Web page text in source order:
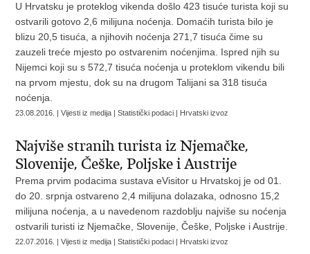
U Hrvatsku je proteklog vikenda došlo 423 tisuće turista koji su
ostvarili gotovo 2,6 milijuna noćenja. Domaćih turista bilo je
blizu 20,5 tisuća, a njihovih noćenja 271,7 tisuća čime su
zauzeli treće mjesto po ostvarenim noćenjima. Ispred njih su
Nijemci koji su s 572,7 tisuća noćenja u proteklom vikendu bili
na prvom mjestu, dok su na drugom Talijani sa 318 tisuća
noćenja.
23.08.2016. | Vijesti iz medija | Statistički podaci | Hrvatski izvoz
Najviše stranih turista iz Njemačke,
Slovenije, Češke, Poljske i Austrije
Prema prvim podacima sustava eVisitor u Hrvatskoj je od 01.
do 20. srpnja ostvareno 2,4 milijuna dolazaka, odnosno 15,2
milijuna noćenja, a u navedenom razdoblju najviše su noćenja
ostvarili turisti iz Njemačke, Slovenije, Češke, Poljske i Austrije.
22.07.2016. | Vijesti iz medija | Statistički podaci | Hrvatski izvoz